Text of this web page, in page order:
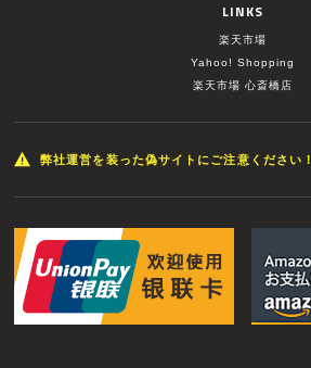
LINKS
楽天市場
Yahoo! Shopping
楽天市場 心斎橋店
弊社運営を装った偽サイトにご注意ください！